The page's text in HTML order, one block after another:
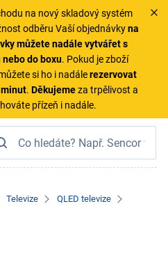
na nový skladový systém
odběru Vaší objednávkyna
můžete nadále vytvářet s
do boxu. Pokud je zboží
si ho i nadálerezervovat
minut. Děkujemeza trpělivost a
přízeň i nadále.
Televize
QLED televize